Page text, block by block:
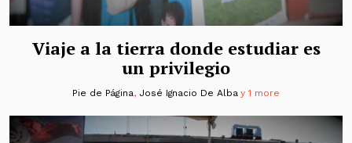
Viaje a la tierra donde estudiar es
un privilegio
Pie de Página, José Ignacio De Alba y 1 more